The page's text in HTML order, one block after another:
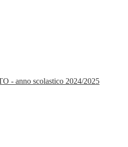
- anno scolastico 2024/2025